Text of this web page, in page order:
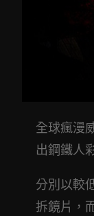
全球瘋漫
出鋼鐵人
分別以較
拆鏡片，